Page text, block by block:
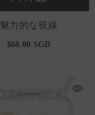
魅力的な視線
$68.00 SGD